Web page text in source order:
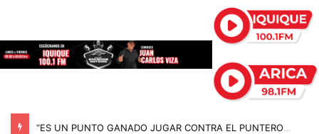
“ES UN PUNTO GANADO JUGAR CONTRA EL PUNTERO” HERNÁN PEÑA TRAS EL EMPATE CON COBRELOA